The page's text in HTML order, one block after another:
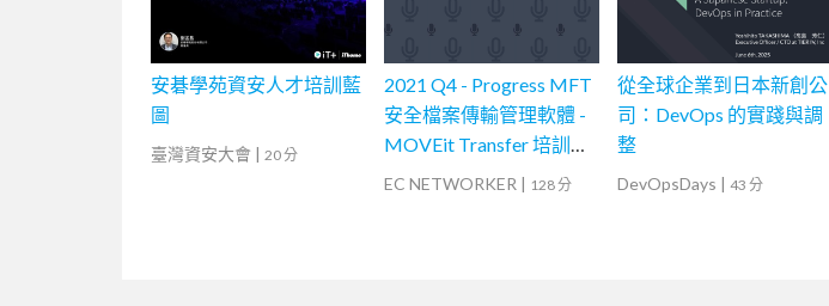
安碁學苑資安人才培訓藍
圖
臺灣資安大會 | 20 分
2021 Q4 - Progress MFT
安全檔案傳輸管理軟體 -
MOVEit Transfer 培訓課
程 (1)
EC NETWORKER | 128 分
從全球企業到日本新創公
司：DevOps 的實踐與調
整
DevOpsDays | 43 分